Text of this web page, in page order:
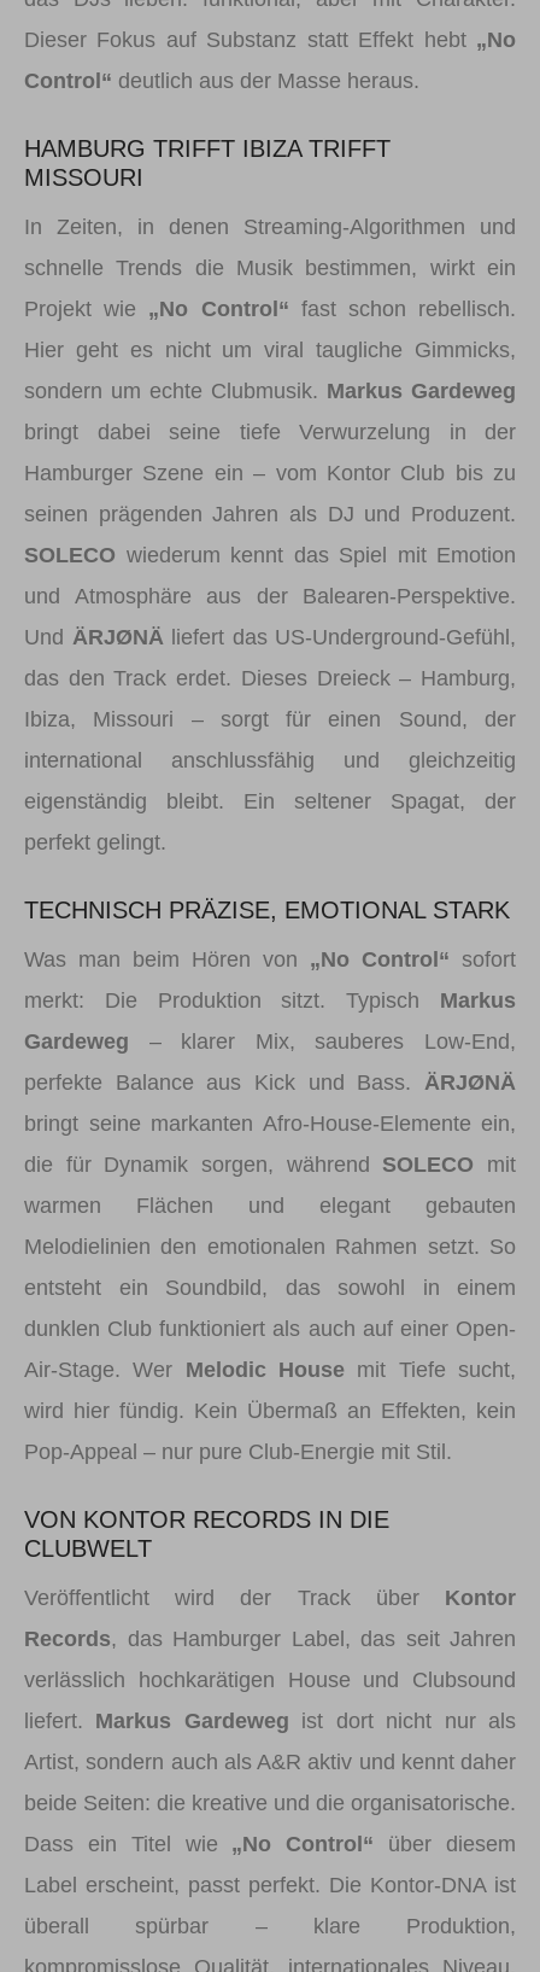
Dieser Fokus auf Substanz statt Effekt hebt „No
Control“ deutlich aus der Masse heraus.
HAMBURG TRIFFT IBIZA TRIFFT
MISSOURI
In Zeiten, in denen Streaming-Algorithmen und
schnelle Trends die Musik bestimmen, wirkt ein
Projekt wie „No Control“ fast schon rebellisch.
Hier geht es nicht um viral taugliche Gimmicks,
sondern um echte Clubmusik. Markus Gardeweg
bringt dabei seine tiefe Verwurzelung in der
Hamburger Szene ein – vom Kontor Club bis zu
seinen prägenden Jahren als DJ und Produzent.
SOLECO wiederum kennt das Spiel mit Emotion
und Atmosphäre aus der Balearen-Perspektive.
Und ÄRJØNÄliefert das US-Underground-Gefühl,
das den Track erdet. Dieses Dreieck – Hamburg,
Ibiza, Missouri – sorgt für einen Sound, der
international anschlussfähig und gleichzeitig
eigenständig bleibt. Ein seltener Spagat, der
perfekt gelingt.
TECHNISCH PRÄZISE, EMOTIONAL STARK
Was man beim Hören von „No Control“ sofort
merkt: Die Produktion sitzt. Typisch Markus
Gardeweg – klarer Mix, sauberes Low-End,
perfekte Balance aus Kick und Bass. ÄRJØNÄ
bringt seine markanten Afro-House-Elemente ein,
die für Dynamik sorgen, während SOLECO mit
warmen Flächen und elegant gebauten
Melodielinien den emotionalen Rahmen setzt. So
entsteht ein Soundbild, das sowohl in einem
dunklen Club funktioniert als auch auf einer Open-
Air-Stage. Wer Melodic House mit Tiefe sucht,
wird hier fündig. Kein Übermaß an Effekten, kein
Pop-Appeal – nur pure Club-Energie mit Stil.
VON KONTOR RECORDS IN DIE
CLUBWELT
Veröffentlicht wird der Track über Kontor
Records, das Hamburger Label, das seit Jahren
verlässlich hochkarätigen House und Clubsound
liefert. Markus Gardeweg ist dort nicht nur als
Artist, sondern auch als A&R aktiv und kennt daher
beide Seiten: die kreative und die organisatorische.
Dass ein Titel wie „No Control“ über diesem
Label erscheint, passt perfekt. Die Kontor-DNA ist
überall spürbar – klare Produktion,